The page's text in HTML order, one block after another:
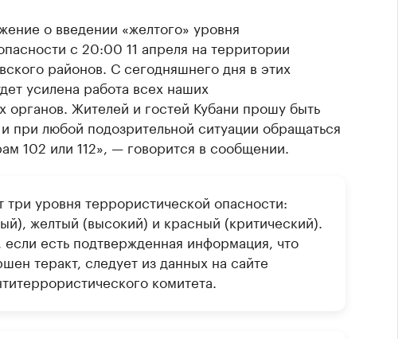
о введении «желтого» уровня
с 20:00 11 апреля на территории
районов. С сегодняшнего дня в этих
усилена работа всех наших
органов. Жителей и гостей Кубани прошу быть
при любой подозрительной ситуации обращаться
102 или 112», — говорится в сообщении.
три уровня террористической опасности:
желтый (высокий) и красный (критический).
есть подтвержденная информация, что
теракт, следует из данных на сайте
комитета.